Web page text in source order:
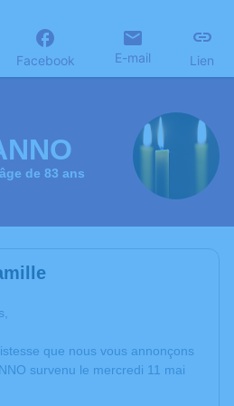
Facebook E-mail Lien
de 83 ans
que nous vous annonçons
survenu le mercredi 11 mai